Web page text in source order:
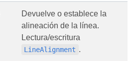
Devuelve o establece la
alineación de la línea.
Lectura/escritura
LineAlignment .